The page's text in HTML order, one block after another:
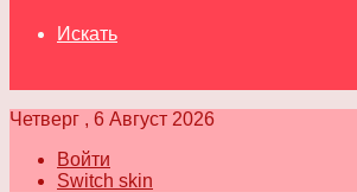
Искать
Четверг , 6 Август 2026
Войти
Switch skin